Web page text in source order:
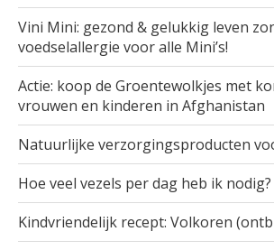
Vini Mini: gezond & gelukkig leven
voedselallergie voor alle Mini’s!
Actie: koop de Groentewolkjes met
vrouwen en kinderen in Afghanistan
Natuurlijke verzorgingsproducten
Hoe veel vezels per dag heb ik nodig?
Kindvriendelijk recept: Volkoren